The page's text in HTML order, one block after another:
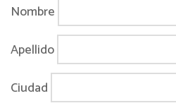
Nombre
Apellido
Ciudad